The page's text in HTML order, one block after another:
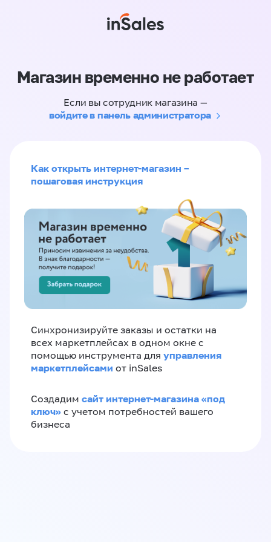
Магазин временно не работает
Если вы сотрудник магазина —
войдите в панель администратора
Как открыть интернет-магазин –
пошаговая инструкция
Синхронизируйте заказы и остатки на
всех маркетплейсах в одном окне с
помощью инструмента для управления
маркетплейсами от inSales
Создадим сайт интернет-магазина «под
ключ» с учетом потребностей вашего
бизнеса